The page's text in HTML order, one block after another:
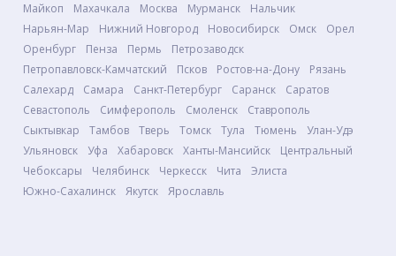
Майкоп
Махачкала Москва Мурманск
Нальчик
Нарьян-Мар
Нижний Новгород Новосибирск Омск
Орел
Оренбург
Пенза Пермь
Петрозаводск
Петропавловск-Камчатский
Псков Ростов-на-Дону
Рязань
Салехард
Самара Санкт-Петербург Саранск
Саратов
Севастополь
Симферополь Смоленск
Ставрополь
Сыктывкар
Тамбов Тверь Томск Тула Тюмень
Улан-Удэ
Ульяновск
Уфа Хабаровск Ханты-Мансийск
Центральный
Чебоксары
Челябинск Черкесск Чита
Элиста
Южно-Сахалинск
Якутск Ярославль